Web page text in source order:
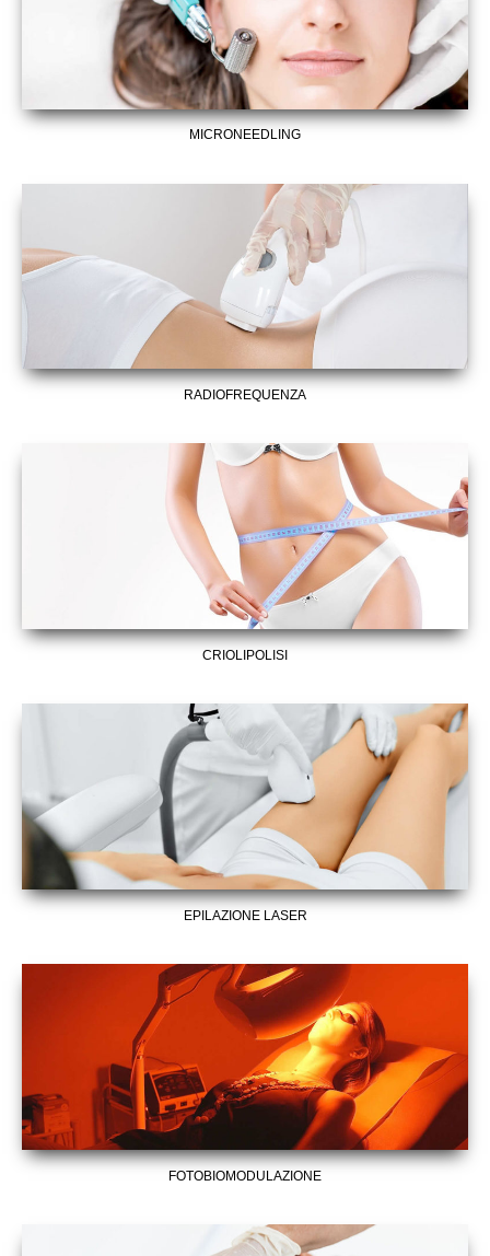
MICRONEEDLING
RADIOFREQUENZA
CRIOLIPOLISI
EPILAZIONE LASER
FOTOBIOMODULAZIONE